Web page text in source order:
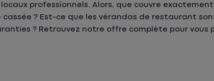
locaux professionnels. Alors, que couvre
? Est-ce que les vérandas de restaurant
? Retrouvez notre offre complète pour vous